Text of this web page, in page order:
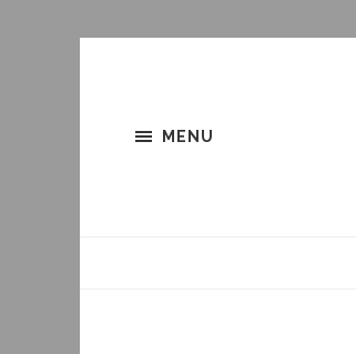
MENU